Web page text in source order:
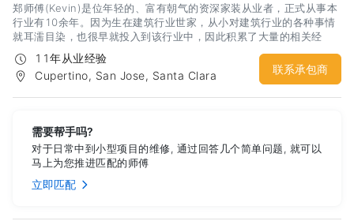
郑师傅(Kevin)是位年轻的、富有朝气的资深家装从业者，正式从事本
行业有10余年。因为生在建筑行业世家，从小对建筑行业的各种事情
就耳濡目染，也很早就投入到该行业中，因此积累了大量的相关经
验。曾在中国大陆曾经参与过大型隧道和桥梁的工程施工工作，因此
对施工的团队合作和组织工作具有相当心得。这样的经历让郑师傅在
提高团队工作效率方面有了很好的体会，更让郑师傅在保证自己团队
11年从业经验
Cupertino, San Jose, Santa Clara
联系承包商
需要帮手吗?
对于日常中到小型项目的维修, 通过回答几个简单问题, 就可以
马上为您推进匹配的师傅
立即匹配